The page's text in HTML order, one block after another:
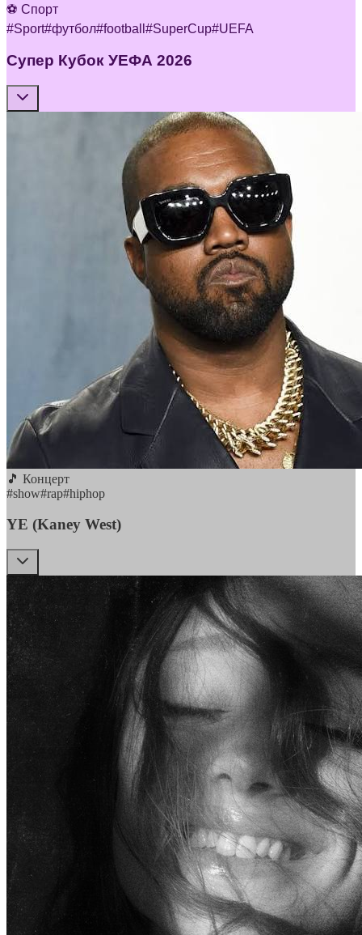
⚽ Спорт
#Sport#футбол#football #SuperCup#UEFA
Супер Кубок УЕФА 2026
🎵 Концерт
#show#rap#hiphop
YE (Kaney West)